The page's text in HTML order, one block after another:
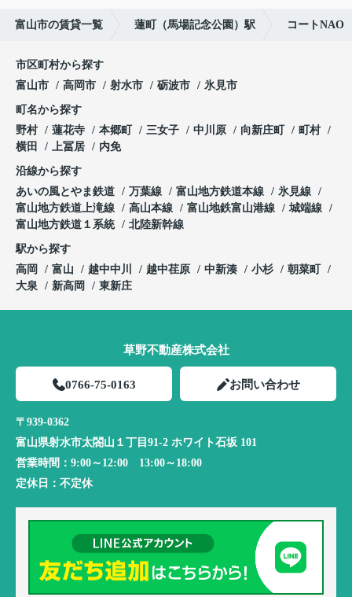
富山市の賃貸一覧 蓮町（馬場記念公園）駅 コートNAO
市区町村から探す
富山市
高岡市 射水市 砺波市 氷見市
町名から探す
野村
蓮花寺 本郷町 三女子 中川原 向新庄町
町村
横田
上冨居 内免
沿線から探す
あいの風とやま鉄道
万葉線 富山地方鉄道本線
氷見線
富山地方鉄道上滝線
高山本線 富山地鉄富山港線
城端線
富山地方鉄道１系統
北陸新幹線
駅から探す
高岡
富山 越中中川 越中荏原 中新湊 小杉
朝菜町
大泉
新高岡 東新庄
草野不動産株式会社
0766-75-0163 お問い合わせ
〒939-0362
富山県射水市太閤山１丁目91-2 ホワイト石坂 101
営業時間： 9:00～12:00 13:00～18:00
定休日： 不定休